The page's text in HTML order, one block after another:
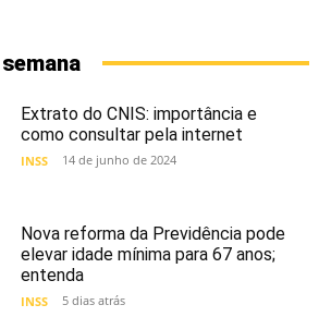
Extrato do CNIS: importância e
como consultar pela internet
INSS 14 de junho de 2024
Nova reforma da Previdência pode
elevar idade mínima para 67 anos;
entenda
INSS 5 dias atrás